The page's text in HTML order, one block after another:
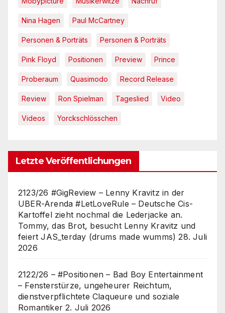
Nina Hagen Paul McCartney
Personen & Porträts Personen & Porträts
Pink Floyd Positionen Preview Prince
Proberaum Quasimodo Record Release
Review Ron Spielman Tageslied Video
Videos Yorckschlösschen
Letzte Veröffentlichungen
2123/26 #GigReview – Lenny Kravitz in der
UBER-Arenda #LetLoveRule – Deutsche Cis-
Kartoffel zieht nochmal die Lederjacke an.
Tommy, das Brot, besucht Lenny Kravitz und
feiert JAS_terday (drums made wumms) 28. Juli
2026
2122/26 – #Positionen – Bad Boy Entertainment
– Fensterstürze, ungeheurer Reichtum,
dienstverpflichtete Claqueure und soziale
Romantiker 2. Juli 2026